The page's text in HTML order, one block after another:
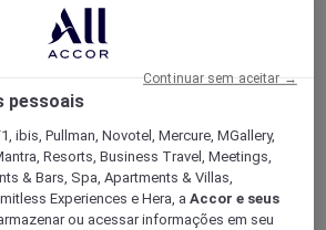
Voyager
durante todo o ano
pessoais
ibis, Pullman, Novotel, Mercure, MGallery,
Resorts, Business Travel, Meetings,
& Bars, Spa, Apartments & Villas,
Experiences e Hera, aAccor e seus
ou acessar informações em seu
Continuar sem aceitar →